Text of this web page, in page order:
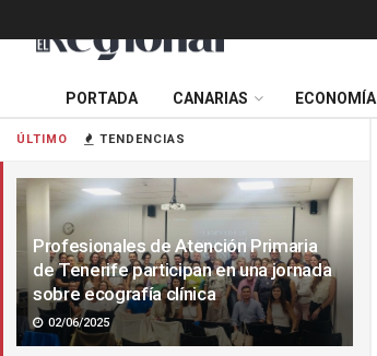
ÚLTIMO TENDENCIAS
Profesionales de Atención Primaria
de Tenerife participan en una jornada
sobre ecografía clínica
02/06/2025
PORTADA CANARIAS ECONOMÍA